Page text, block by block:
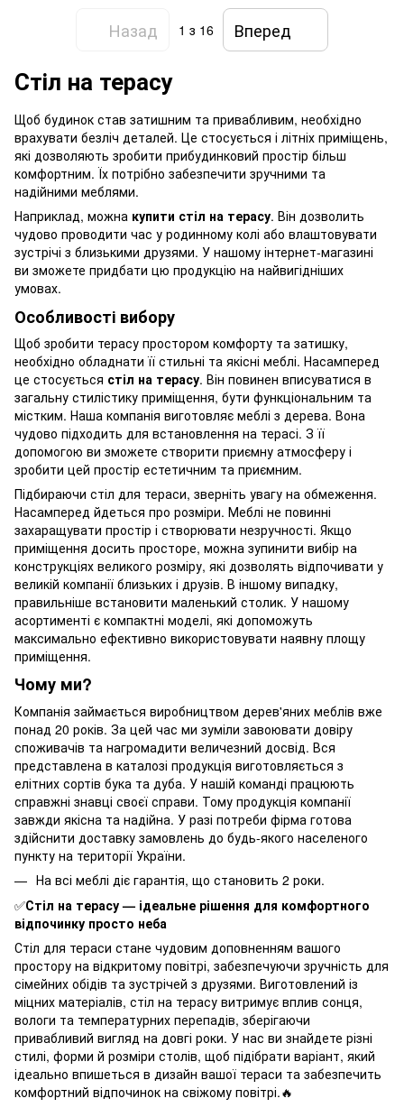
Назад 1 з 16 Вперед
Стіл на терасу
Щоб будинок став затишним та привабливим, необхідно
врахувати безліч деталей. Це стосується і літніх приміщень,
які дозволяють зробити прибудинковий простір більш
комфортним. Їх потрібно забезпечити зручними та
надійними меблями.
Наприклад, можна купити стіл на терасу. Він дозволить
чудово проводити час у родинному колі або влаштовувати
зустрічі з близькими друзями. У нашому інтернет-магазині
ви зможете придбати цю продукцію на найвигідніших
умовах.
Особливості вибору
Щоб зробити терасу простором комфорту та затишку,
необхідно обладнати її стильні та якісні меблі. Насамперед
це стосується стіл на терасу. Він повинен вписуватися в
загальну стилістику приміщення, бути функціональним та
містким. Наша компанія виготовляє меблі з дерева. Вона
чудово підходить для встановлення на терасі. З її
допомогою ви зможете створити приємну атмосферу і
зробити цей простір естетичним та приємним.
Підбираючи стіл для тераси, зверніть увагу на обмеження.
Насамперед йдеться про розміри. Меблі не повинні
захаращувати простір і створювати незручності. Якщо
приміщення досить просторе, можна зупинити вибір на
конструкціях великого розміру, які дозволять відпочивати у
великій компанії близьких і друзів. В іншому випадку,
правильніше встановити маленький столик. У нашому
асортименті є компактні моделі, які допоможуть
максимально ефективно використовувати наявну площу
приміщення.
Чому ми?
Компанія займається виробництвом дерев'яних меблів вже
понад 20 років. За цей час ми зуміли завоювати довіру
споживачів та нагромадити величезний досвід. Вся
представлена в каталозі продукція виготовляється з
елітних сортів бука та дуба. У нашій команді працюють
справжні знавці своєї справи. Тому продукція компанії
завжди якісна та надійна. У разі потреби фірма готова
здійснити доставку замовлень до будь-якого населеного
пункту на території України.
На всі меблі діє гарантія, що становить 2 роки.
✅Стіл на терасу — ідеальне рішення для комфортного
відпочинку просто неба
Стіл для тераси стане чудовим доповненням вашого
простору на відкритому повітрі, забезпечуючи зручність для
сімейних обідів та зустрічей з друзями. Виготовлений із
міцних матеріалів, стіл на терасу витримує вплив сонця,
вологи та температурних перепадів, зберігаючи
привабливий вигляд на довгі роки. У нас ви знайдете різні
стилі, форми й розміри столів, щоб підібрати варіант, який
ідеально впишеться в дизайн вашої тераси та забезпечить
комфортний відпочинок на свіжому повітрі.🔥